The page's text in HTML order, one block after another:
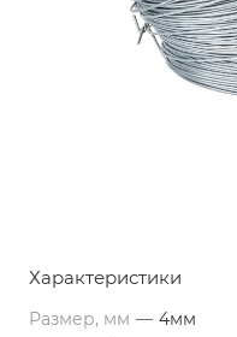
Характеристики
Размер, мм — 4мм